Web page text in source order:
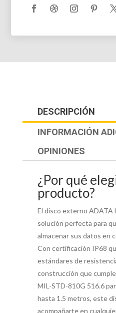
DESCRIPCIÓN
INFORMACIÓN
OPINIONES
¿Por qué
producto?
El disco externo ADATA
solución perfecta para
almacenar sus datos en
Con certificación IP68
estándares de
construcción que
MIL-STD-810G 516.6
hasta 1.5 metros, este
acompañarte en